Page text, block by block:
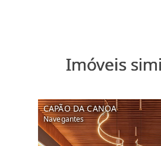
Imóveis
CAPÃO DA CANOA
Navegantes